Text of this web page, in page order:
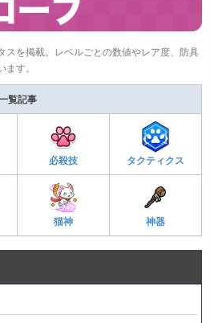
スを掲載。レベルごとの数値やレア度、防具
す。
覧記事
必殺技 タクティクス
猫神 神器